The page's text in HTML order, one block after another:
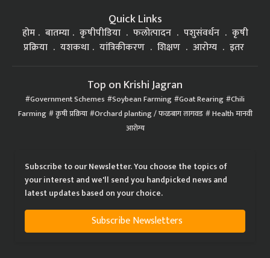
Quick Links
होम बातम्या कृषीपीडिया फलोत्पादन पशुसंवर्धन
कृषी
प्रक्रिया
यशकथा यांत्रिकीकरण शिक्षण आरोग्य इतर
Top on Krishi Jagran
Government Schemes Soybean Farming Goat Rearing Chili
Farming कृषी प्रक्रिया Orchard planting / फळबाग लागवड Health मानवी
आरोग्य
Subscribe to our Newsletter. You choose the topics of
your interest and we'll send you handpicked news and
latest updates based on your choice.
Subscribe Newsletters